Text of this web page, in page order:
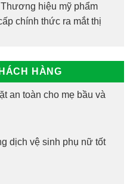
hiệu mỹ phẩm
chính thức ra mắt thị
HÀNG
an toàn cho mẹ bầu và
dịch vệ sinh phụ nữ tốt